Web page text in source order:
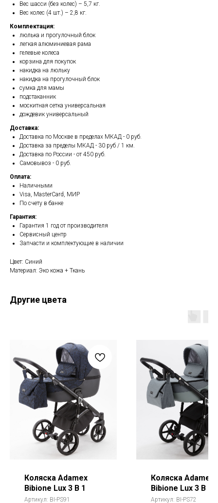
Вес шасси (без колес) – 5,7 кг.
Вес колес (4 шт.) – 2,8 кг.
Комплектация:
люлька и прогулочный блок
легкая алюминиевая рама
гелевые колеса
корзина для покупок
накидка на люльку
накидка на прогулочный блок
сумка для мамы
подстаканник
москитная сетка универсальная
дождевик универсальный
Доставка:
Доставка по Москве в пределах МКАД - 0 руб.
Доставка за пределы МКАД - 30 руб / 1 км.
Доставка по России - от 450 руб.
Самовывоз - 0 руб.
Оплата:
Наличными
Visa, MasterCard, МИР
По счету в банке
Гарантия:
Гарантия 1 год от производителя
Сервисный центр
Запчасти и комплектующие в наличии
Цвет: Синий
Материал: Эко кожа + Ткань
Другие цвета
Коляска Adamex
Bibione Lux 3 В 1
Артикул: BI-PS91
Коляска Adamex
Bibione Lux 3 В 1
Артикул: BI-PS72